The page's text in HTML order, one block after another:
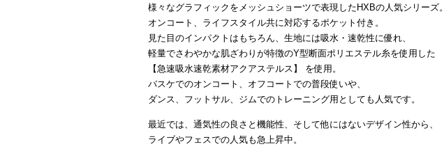
様々なグラフィックをメッシュショーツで表現したHXBの人気シリーズ。
オンコート、ライフスタイル共に対応するポケット付き。
見た目のインパクトはもちろん、生地には吸水・速乾性に優れ、
軽量でさわやかな肌ざわりが特徴のY型断面ポリエステル糸を使用した
【急速吸水速乾素材アクアステルス】 を使用。
バスケでのオンコート、オフコートでの普段使いや、
ダンス、フットサル、ジムでのトレーニング用としても人気です。
最近では、通気性の良さと機能性、そして他にはないデザイン性から、
ライブやフェスでの人気も急上昇中。